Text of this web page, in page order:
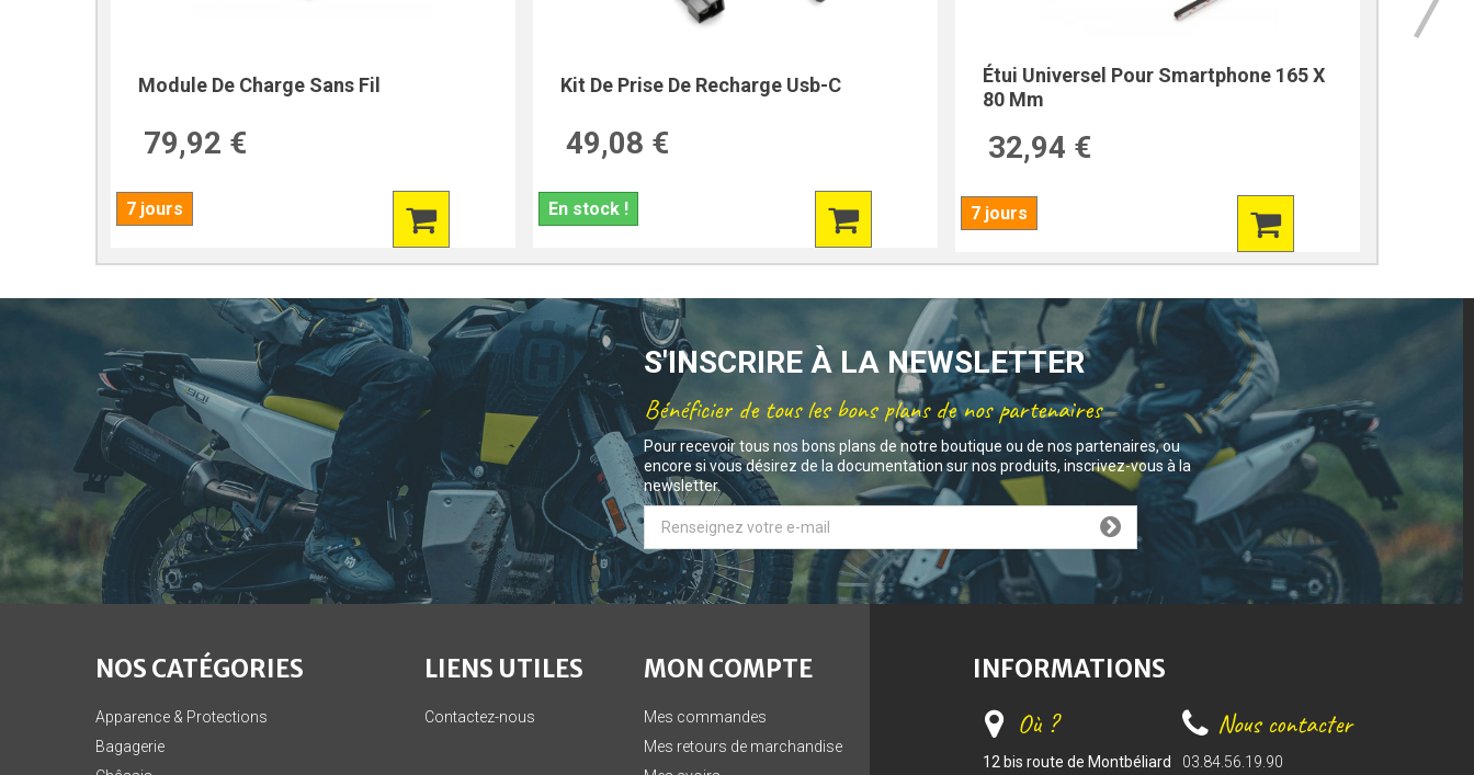
Module De Charge Sans Fil
79,92 €
7 jours
Kit De Prise De Recharge Usb-C
49,08 €
En stock !
Étui Universel Pour Smartphone 165 X
80 Mm
32,94 €
7 jours
S'INSCRIRE À LA NEWSLETTER
Bénéficier de tous les bons plans de nos partenaires
Pour recevoir tous nos bons plans de notre boutique ou de nos partenaires, ou
encore si vous désirez de la documentation sur nos produits, inscrivez-vous à la
newsletter.
NOS CATÉGORIES
Apparence & Protections
Bagagerie
LIENS UTILES
Contactez-nous
MON COMPTE
Mes commandes
Mes retours de marchandise
INFORMATIONS
Où ?
12 bis route de Montbéliard
Nous contacter
03.84.56.19.90